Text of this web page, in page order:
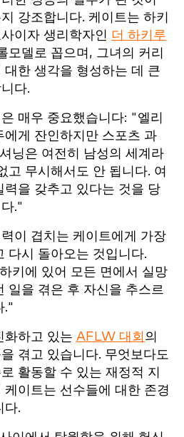
강조합니다. 케이트는 하키
이자 생리학자인 더 하키루
모델로 꼽으며, 그녀의 커리
한 생각을 형성하는 데 큰
다.
매우 중요했습니다: "엘리
에게 잔인하지만 스포츠 과
닝은 여전히 남성의 세계라
고 무시해서도 안 됩니다. 여
력을 갖추고 있다는 것을 당
."
이 겹치는 케이트에게 가장
다시 돌아오는 것입니다.
키에 있어 모든 면에서 실망
일을 겪은 후 자신을 추스르
."
화하고 있는 AFLW 대회 의
겪고 있습니다. 무엇보다도
활동할 수 있는 재정적 지
이트는 선수들에 대한 존경
다.